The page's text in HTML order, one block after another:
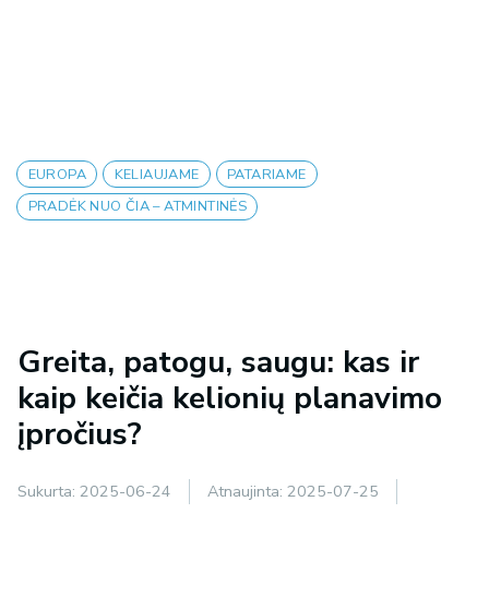
EUROPA KELIAUJAME
PATARIAME
PRADĖK NUO ČIA – ATMINTINĖS
Greita, patogu, saugu: kas ir
kaip keičia kelionių planavimo
įpročius?
Sukurta: 2025-06-24 Atnaujinta: 2025-07-25